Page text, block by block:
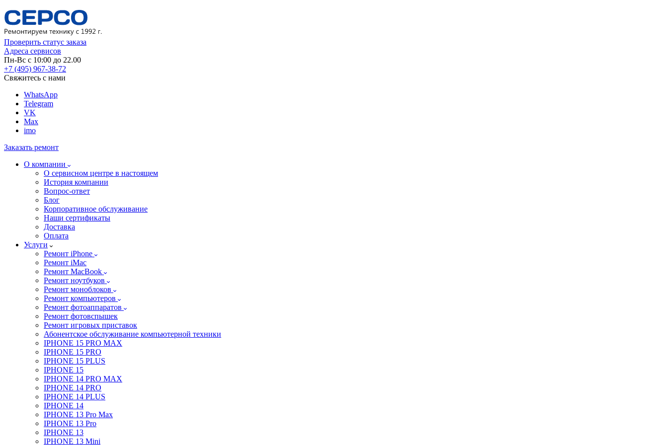
Проверить статус заказа
Адреса сервисов
Пн-Вс с 10:00 до 22.00
+7 (495) 967-38-72
Свяжитесь с нами
WhatsApp
Telegram
VK
Max
imo
Заказать ремонт
О компании
О сервисном центре в настоящем
История компании
Вопрос-ответ
Блог
Корпоративное обслуживание
Наши сертификаты
Доставка
Оплата
Услуги
Ремонт iPhone
Ремонт iMac
Ремонт MacBook
Ремонт ноутбуков
Ремонт моноблоков
Ремонт компьютеров
Ремонт фотоаппаратов
Ремонт фотовспышек
Ремонт игровых приставок
Абонентское обслуживание компьютерной техники
IPHONE 15 PRO MAX
IPHONE 15 PRO
IPHONE 15 PLUS
IPHONE 15
IPHONE 14 PRO MAX
IPHONE 14 PRO
IPHONE 14 PLUS
IPHONE 14
IPHONE 13 Pro Max
IPHONE 13 Pro
IPHONE 13
IPHONE 13 Mini